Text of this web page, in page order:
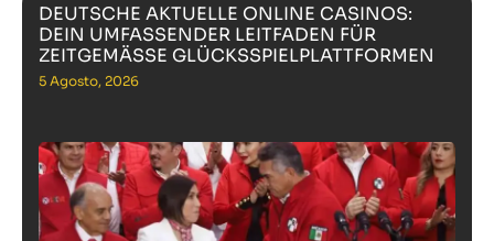
DEUTSCHE AKTUELLE ONLINE CASINOS:
DEIN UMFASSENDER LEITFADEN FÜR
ZEITGEMÄSSE GLÜCKSSPIELPLATTFORMEN
5 Agosto, 2026